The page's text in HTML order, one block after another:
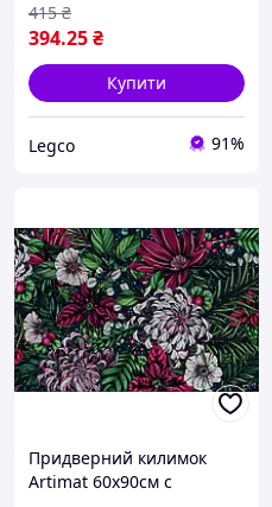
394.25₴
415 ₴
Купити
Legco 91%
Придверний килимок
Artimat 60х90см с